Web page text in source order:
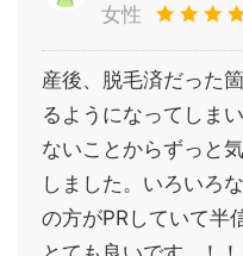
女性
産後、脱毛済だった
るようになってしま
ないことからずっと
しました。いろいろ
の方がPRしていて半